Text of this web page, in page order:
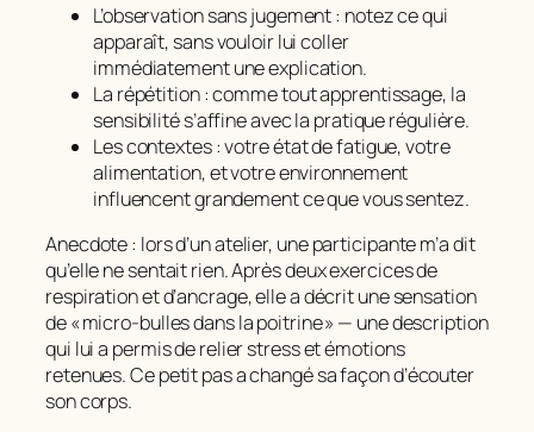
L’observation sans jugement: notez ce qui
apparaît, sans vouloir lui coller
immédiatement une explication.
La répétition: comme tout apprentissage, la
sensibilité s’affine avec la pratique régulière.
Les contextes: votre état de fatigue, votre
alimentation, et votre environnement
influencent grandement ce que vous sentez.
Anecdote : lors d’un atelier, une participante m’a dit
qu’elle ne sentait rien. Après deux exercices de
respiration et d’ancrage, elle a décrit une sensation
de « micro‑bulles dans la poitrine » — une description
qui lui a permis de relier stress et émotions
retenues. Ce petit pas a changé sa façon d’écouter
son corps.